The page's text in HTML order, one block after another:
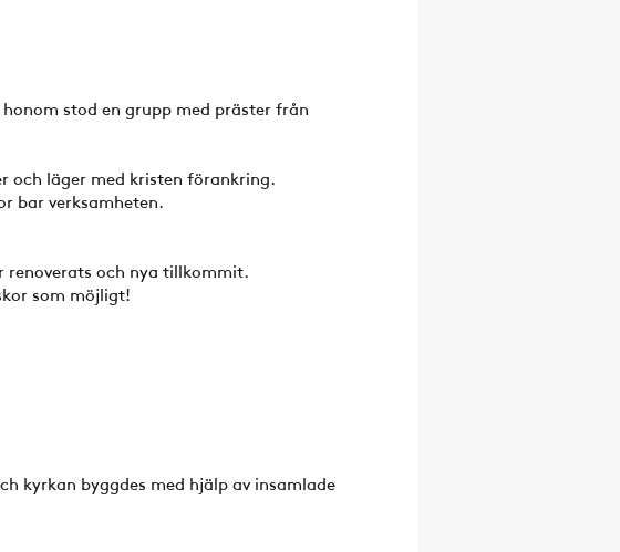
stod en grupp med präster från
och läger med kristen förankring.
bar verksamheten.
renoverats och nya tillkommit.
som möjligt!
kyrkan byggdes med hjälp av insamlade